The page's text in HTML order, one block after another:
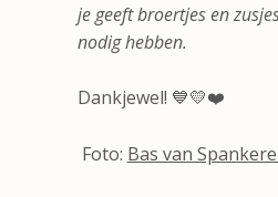
je geeft broertjes en
nodig hebben.
Dankjewel! 💙💛❤️
Foto: Bas van